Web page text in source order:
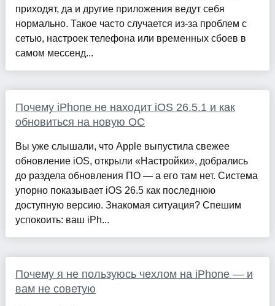
приходят, да и другие приложения ведут себя
нормально. Такое часто случается из-за проблем с
сетью, настроек телефона или временных сбоев в
самом мессенд...
Почему iPhone не находит iOS 26.5.1 и как
обновиться на новую ОС
Вы уже слышали, что Apple выпустила свежее
обновление iOS, открыли «Настройки», добрались
до раздела обновления ПО — а его там нет. Система
упорно показывает iOS 26.5 как последнюю
доступную версию. Знакомая ситуация? Спешим
успокоить: ваш iPh...
Почему я не пользуюсь чехлом на iPhone — и
вам не советую